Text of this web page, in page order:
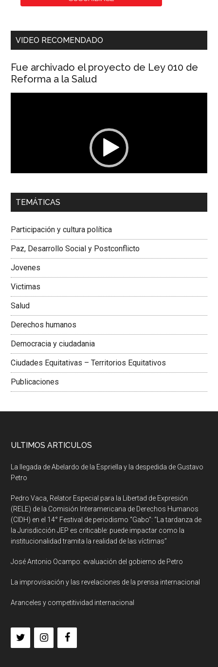
VIDEO RECOMENDADO
Fue archivado el proyecto de Ley 010 de
Reforma a la Salud
00:00 01:04
Dra. Carolina Corcho Mejía,Presidenta Corporación
Colombiana
TEMÁTICAS
Participación y cultura política
Paz, Desarrollo Social y Postconflicto
Jovenes
Victimas
Salud
Derechos humanos
Democracia y ciudadania
Ciudades Equitativas – Territorios Equitativos
Publicaciones
ULTIMOS ARTICULOS
La llegada de Abelardo de la Espriella y la despedida de Gustavo
Petro
Pedro Vaca, Relator Especial para la Libertad de Expresión
(RELE) de la Comisión Interamericana de Derechos Humanos
(CIDH) en el 14° Festival de periodismo “Gabo”: “La tardanza de
la Jurisdicción JEP es criticable: puede impactar como la
institucionalidad tramita la realidad de las víctimas”
José Antonio Ocampo: evaluación del gobierno de Petro
La improvisación y las revelaciones de la prensa internacional
Aranceles y competitividad internacional